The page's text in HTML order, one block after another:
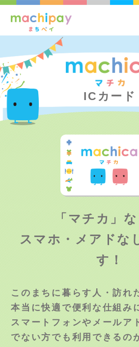
ICカード
「マチカ」
スマホ・メアドな
す！
このまちに暮らす人・訪れ
本当に快適で便利な仕組み
スマートフォンやメールア
でない方でも利用できるの